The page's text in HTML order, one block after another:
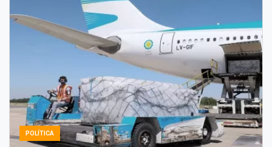
POLÍTICA